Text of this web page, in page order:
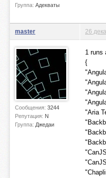
Группа: Адекваты
master
Сообщения: 3244
Репутация: N
Группа: Джедаи
26
1 runs
{
"Aria